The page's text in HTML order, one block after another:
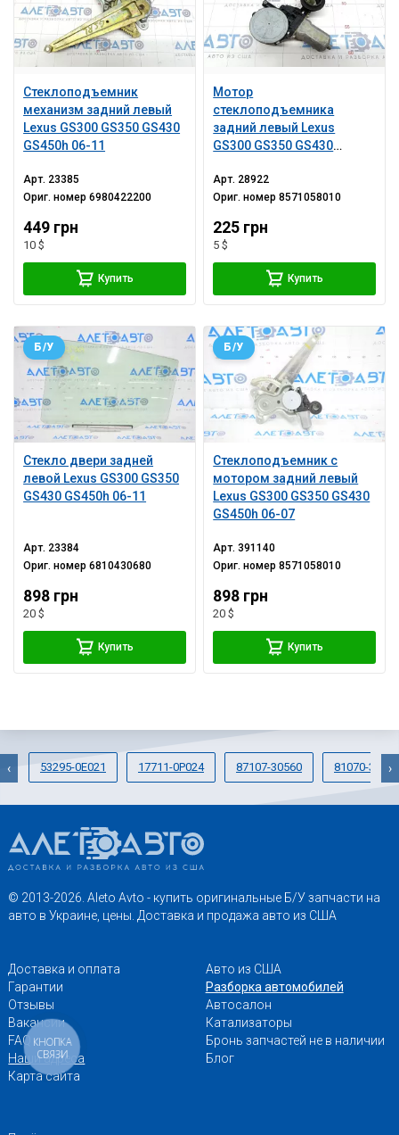
Стеклоподъемник
механизм задний левый
Lexus GS300 GS350 GS430
GS450h 06-11
Арт. 23385
Ориг. номер6980422200
449 грн
10 $
Купить
Мотор
стеклоподъемника
задний левый Lexus
GS300 GS350 GS430
Арт. 28922
Ориг. номер8571058010
225 грн
5 $
Купить
Стекло двери задней
левой Lexus GS300 GS350
GS430 GS450h 06-11
Б/У
Арт. 23384
Ориг. номер6810430680
898 грн
20 $
Купить
Стеклоподъемник с
мотором задний левый
Lexus GS300 GS350 GS430
GS450h 06-07
Б/У
Арт.391140
Ориг. номер8571058010
898 грн
20 $
Купить
53295-0E021 17711-0P024 87107-30560 81070-
‹ ›
© 2013-2026. Aleto Avto - купить оригинальные Б/У запчасти на
авто в Украине, цены. Доставка и продажа авто из США
Доставка и оплата
Гарантии
Отзывы
Вакансии
FAQ
Наши адреса
Карта сайта
Авто из США
Разборка автомобилей
Автосалон
Катализаторы
Бронь запчастей не в наличии
Блог
КНОПКА
СВЯЗИ